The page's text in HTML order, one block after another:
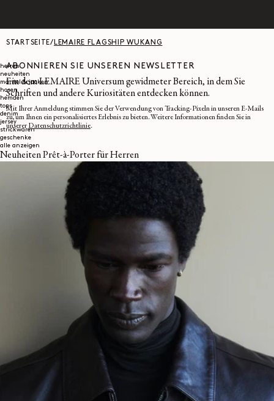
herren
neuheiten
mäntel & jacken
hosen
hemden
tops
denim
jersey
strickwaren
geschenke
alle anzeigen
Neuheiten Prêt-à-Porter für Herren
STARTSEITE/LEMAIRE FLAGSHIP WUKANG
ABONNIEREN SIE UNSEREN NEWSLETTER
Ein dem LEMAIRE Universum gewidmeter Bereich, in dem Sie
Schriften und andere Kuriositäten entdecken können.
Mit Ihrer Anmeldung stimmen Sie der Verwendung von Tracking-Pixeln in unseren E-Mails
zu, um Ihnen ein personalisiertes Erlebnis zu bieten. Weitere Informationen finden Sie in
unserer Datenschutzrichtlinie.